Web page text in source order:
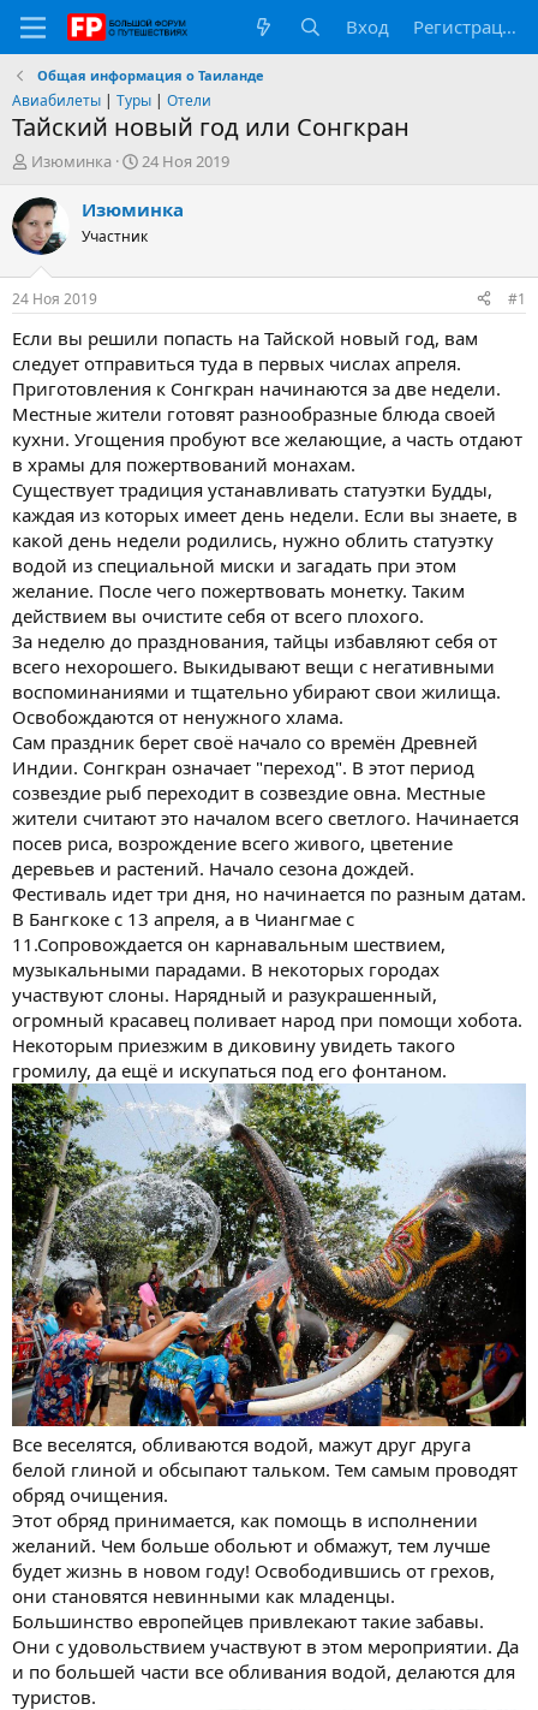
Вход Регистрация
Общая информация о Таиланде
Авиабилеты | Туры | Отели
Тайский новый год или Сонгкран
А
т
о
р
т
е
м
ы
Изюминка
Д
т
н
а
л
24 Ноя 2019
Изюминка
Участник
24 Ноя 2019 #1
Если вы решили попасть на Тайской новый год, вам
следует отправиться туда в первых числах апреля.
Приготовления к Сонгкран начинаются за две недели.
Местные жители готовят разнообразные блюда своей
кухни. Угощения пробуют все желающие, а часть отдают
в храмы для пожертвований монахам.
Существует традиция устанавливать статуэтки Будды,
каждая из которых имеет день недели. Если вы знаете, в
какой день недели родились, нужно облить статуэтку
водой из специальной миски и загадать при этом
желание. После чего пожертвовать монетку. Таким
действием вы очистите себя от всего плохого.
За неделю до празднования, тайцы избавляют себя от
всего нехорошего. Выкидывают вещи с негативными
воспоминаниями и тщательно убирают свои жилища.
Освобождаются от ненужного хлама.
Сам праздник берет своё начало со времён Древней
Индии. Сонгкран означает "переход". В этот период
созвездие рыб переходит в созвездие овна. Местные
жители считают это началом всего светлого. Начинается
посев риса, возрождение всего живого, цветение
деревьев и растений. Начало сезона дождей.
Фестиваль идет три дня, но начинается по разным датам.
В Бангкоке с 13 апреля, а в Чиангмае с
11.Сопровождается он карнавальным шествием,
музыкальными парадами. В некоторых городах
участвуют слоны. Нарядный и разукрашенный,
огромный красавец поливает народ при помощи хобота.
Некоторым приезжим в диковину увидеть такого
громилу, да ещё и искупаться под его фонтаном.
Все веселятся, обливаются водой, мажут друг друга
белой глиной и обсыпают тальком. Тем самым проводят
обряд очищения.
Этот обряд принимается, как помощь в исполнении
желаний. Чем больше обольют и обмажут, тем лучше
будет жизнь в новом году! Освободившись от грехов,
они становятся невинными как младенцы.
Большинство европейцев привлекают такие забавы.
Они с удовольствием участвуют в этом мероприятии. Да
и по большей части все обливания водой, делаются для
туристов.